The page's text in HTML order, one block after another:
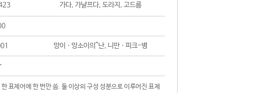
가다, 가냘프다, 도라지, 고드름
망이ㆍ망소이의^난, 니만ㆍ피크-병
표제어에 한 번만 씀. 둘 이상의 구성 성분으로 이루어진 표제